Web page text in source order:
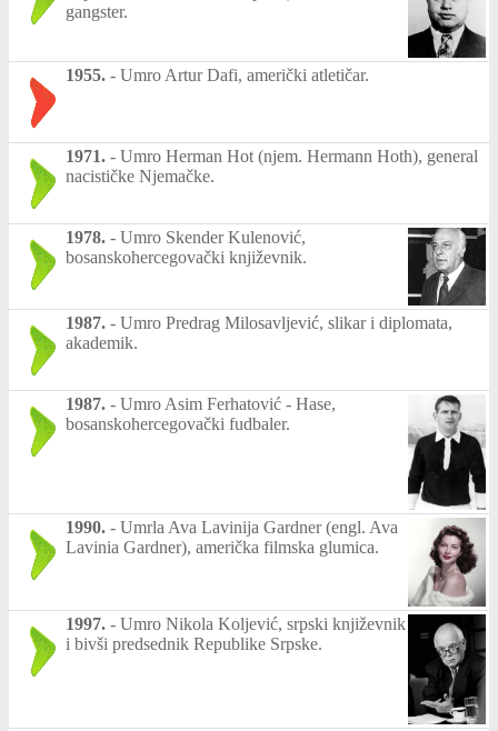
gangster.
1955. - Umro Artur Dafi, američki atletičar.
1971. - Umro Herman Hot (njem. Hermann Hoth), general
nacističke Njemačke.
1978. - Umro Skender Kulenović,
bosanskohercegovački književnik.
1987. - Umro Predrag Milosavljević, slikar i diplomata,
akademik.
1987. - Umro Asim Ferhatović - Hase,
bosanskohercegovački fudbaler.
1990. - Umrla Ava Lavinija Gardner (engl. Ava
Lavinia Gardner), američka filmska glumica.
1997. - Umro Nikola Koljević, srpski književnik
i bivši predsednik Republike Srpske.